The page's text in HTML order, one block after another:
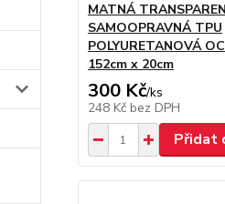
MATNÁ
SAMOOPRAVNÁ TPU
POLYURETANOVÁ
152cm x 20cm
300 Kč/ks
248 Kč bez DPH
Přidat